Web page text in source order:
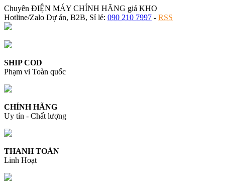
Chuyên ĐIỆN MÁY CHÍNH HÃNG giá KHO
Hotline/Zalo Dự án, B2B, Sỉ lẻ: 090 210 7997 - RSS
SHIP COD
Phạm vi Toàn quốc
CHÍNH HÃNG
Uy tín - Chất lượng
THANH TOÁN
Linh Hoạt